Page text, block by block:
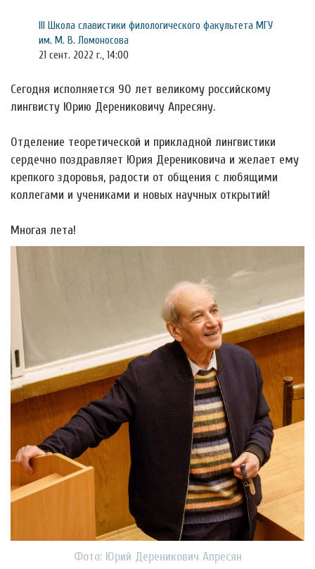
III Школа славистики филологического факультета МГУ
им. М. В. Ломоносова
21 сент. 2022 г., 14:00
Сегодня исполняется 90 лет великому российскому
лингвисту Юрию Дерениковичу Апресяну.
Отделение теоретической и прикладной лингвистики
сердечно поздравляет Юрия Дерениковича и желает ему
крепкого здоровья, радости от общения с любящими
коллегами и учениками и новых научных открытий!
Многая лета!
Фото: Юрий Дереникович Апресян